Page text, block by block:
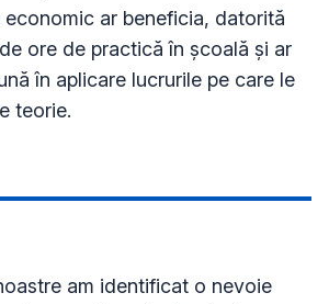
ar beneficia, datorită
ore de practică în școală și ar
în aplicare lucrurile pe care le
teorie.
am identificat o nevoie